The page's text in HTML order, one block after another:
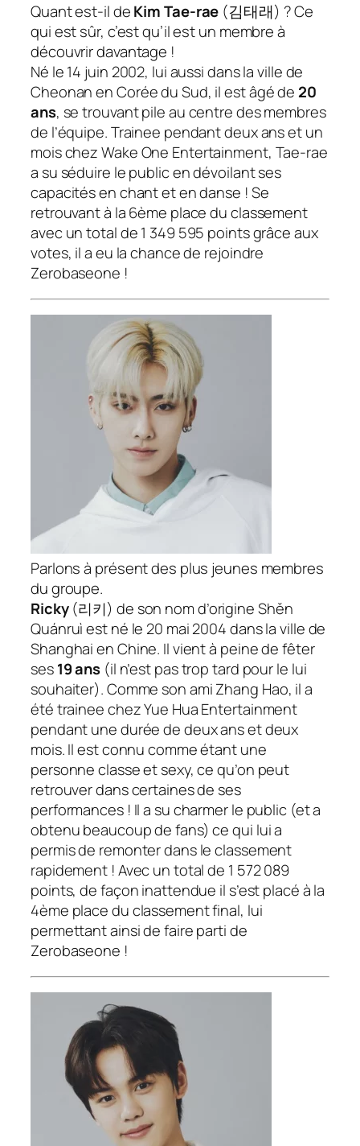
Quant est-il deKim Tae-rae (김태래) ? Ce
qui est sûr, c’est qu’il est un membre à
découvrir davantage !
Né le 14 juin 2002, lui aussi dans la ville de
Cheonan en Corée du Sud, il est âgé de 20
ans, se trouvant pile au centre des membres
de l’équipe. Trainee pendant deux ans et un
mois chez Wake One Entertainment, Tae-rae
a su séduire le public en dévoilant ses
capacités en chant et en danse ! Se
retrouvant à la 6ème place du classement
avec un total de 1 349 595 points grâce aux
votes, il a eu la chance de rejoindre
Zerobaseone !
Parlons à présent des plus jeunes membres
du groupe.
Ricky(리키) de son nom d’origine Shěn
Quánruì est né le 20 mai 2004 dans la ville de
Shanghai en Chine. Il vient à peine de fêter
ses 19 ans (il n’est pas trop tard pour le lui
souhaiter). Comme son ami Zhang Hao, il a
été trainee chez Yue Hua Entertainment
pendant une durée de deux ans et deux
mois. Il est connu comme étant une
personne classe et sexy, ce qu’on peut
retrouver dans certaines de ses
performances ! Il a su charmer le public (et a
obtenu beaucoup de fans) ce qui lui a
permis de remonter dans le classement
rapidement ! Avec un total de 1 572 089
points, de façon inattendue il s’est placé à la
4ème place du classement final, lui
permettant ainsi de faire parti de
Zerobaseone !